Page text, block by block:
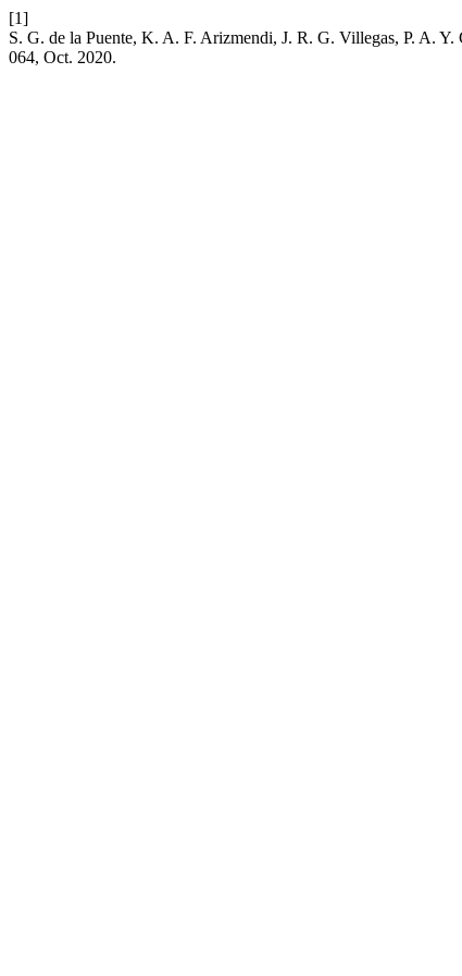
[1]
S. G. de la Puente, K. A. F. Arizmendi, J. R. G. Villegas, P. A.
064, Oct. 2020.